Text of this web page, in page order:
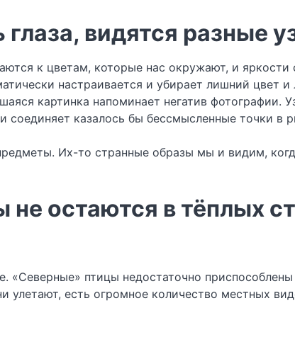
видятся разные
к цветам, которые нас окружают, и
настраивается и убирает лишний цвет
картинка напоминает негатив фотографии.
соединяет казалось бы бессмысленные точки в
Их-то странные образы мы и видим,
остаются в тёплых
«Северные» птицы недостаточно
улетают, есть огромное количество местных